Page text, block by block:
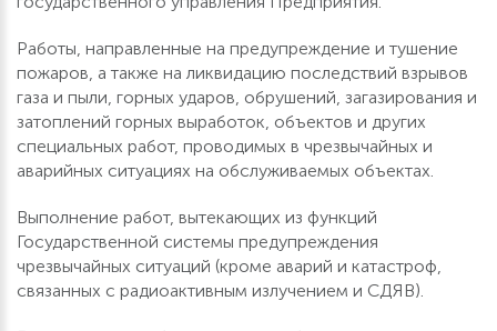
Работы, направленные на предупреждение и тушение
пожаров, а также на ликвидацию последствий взрывов
газа и пыли, горных ударов, обрушений, загазирования и
затоплений горных выработок, объектов и других
специальных работ, проводимых в чрезвычайных и
аварийных ситуациях на обслуживаемых объектах.
Выполнение работ, вытекающих из функций
Государственной системы предупреждения
чрезвычайных ситуаций (кроме аварий и катастроф,
связанных с радиоактивным излучением и СДЯВ).